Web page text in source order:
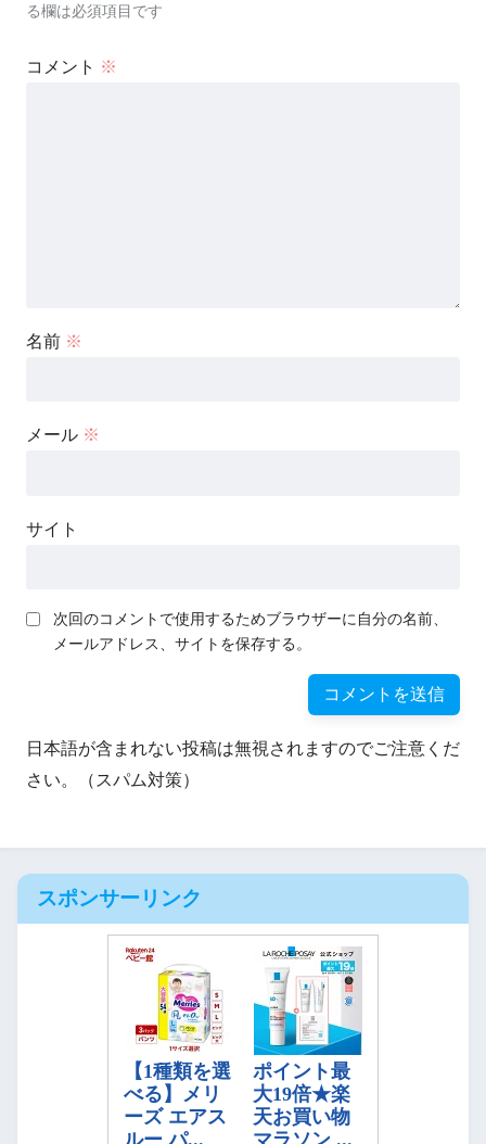
る欄は必須項目です
コメント ※
名前 ※
メール ※
サイト
次回のコメントで使用するためブラウザーに自分の名前、
メールアドレス、サイトを保存する。
日本語が含まれない投稿は無視されますのでご注意くだ
さい。（スパム対策）
スポンサーリンク